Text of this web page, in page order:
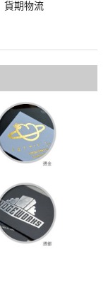
貨期物流